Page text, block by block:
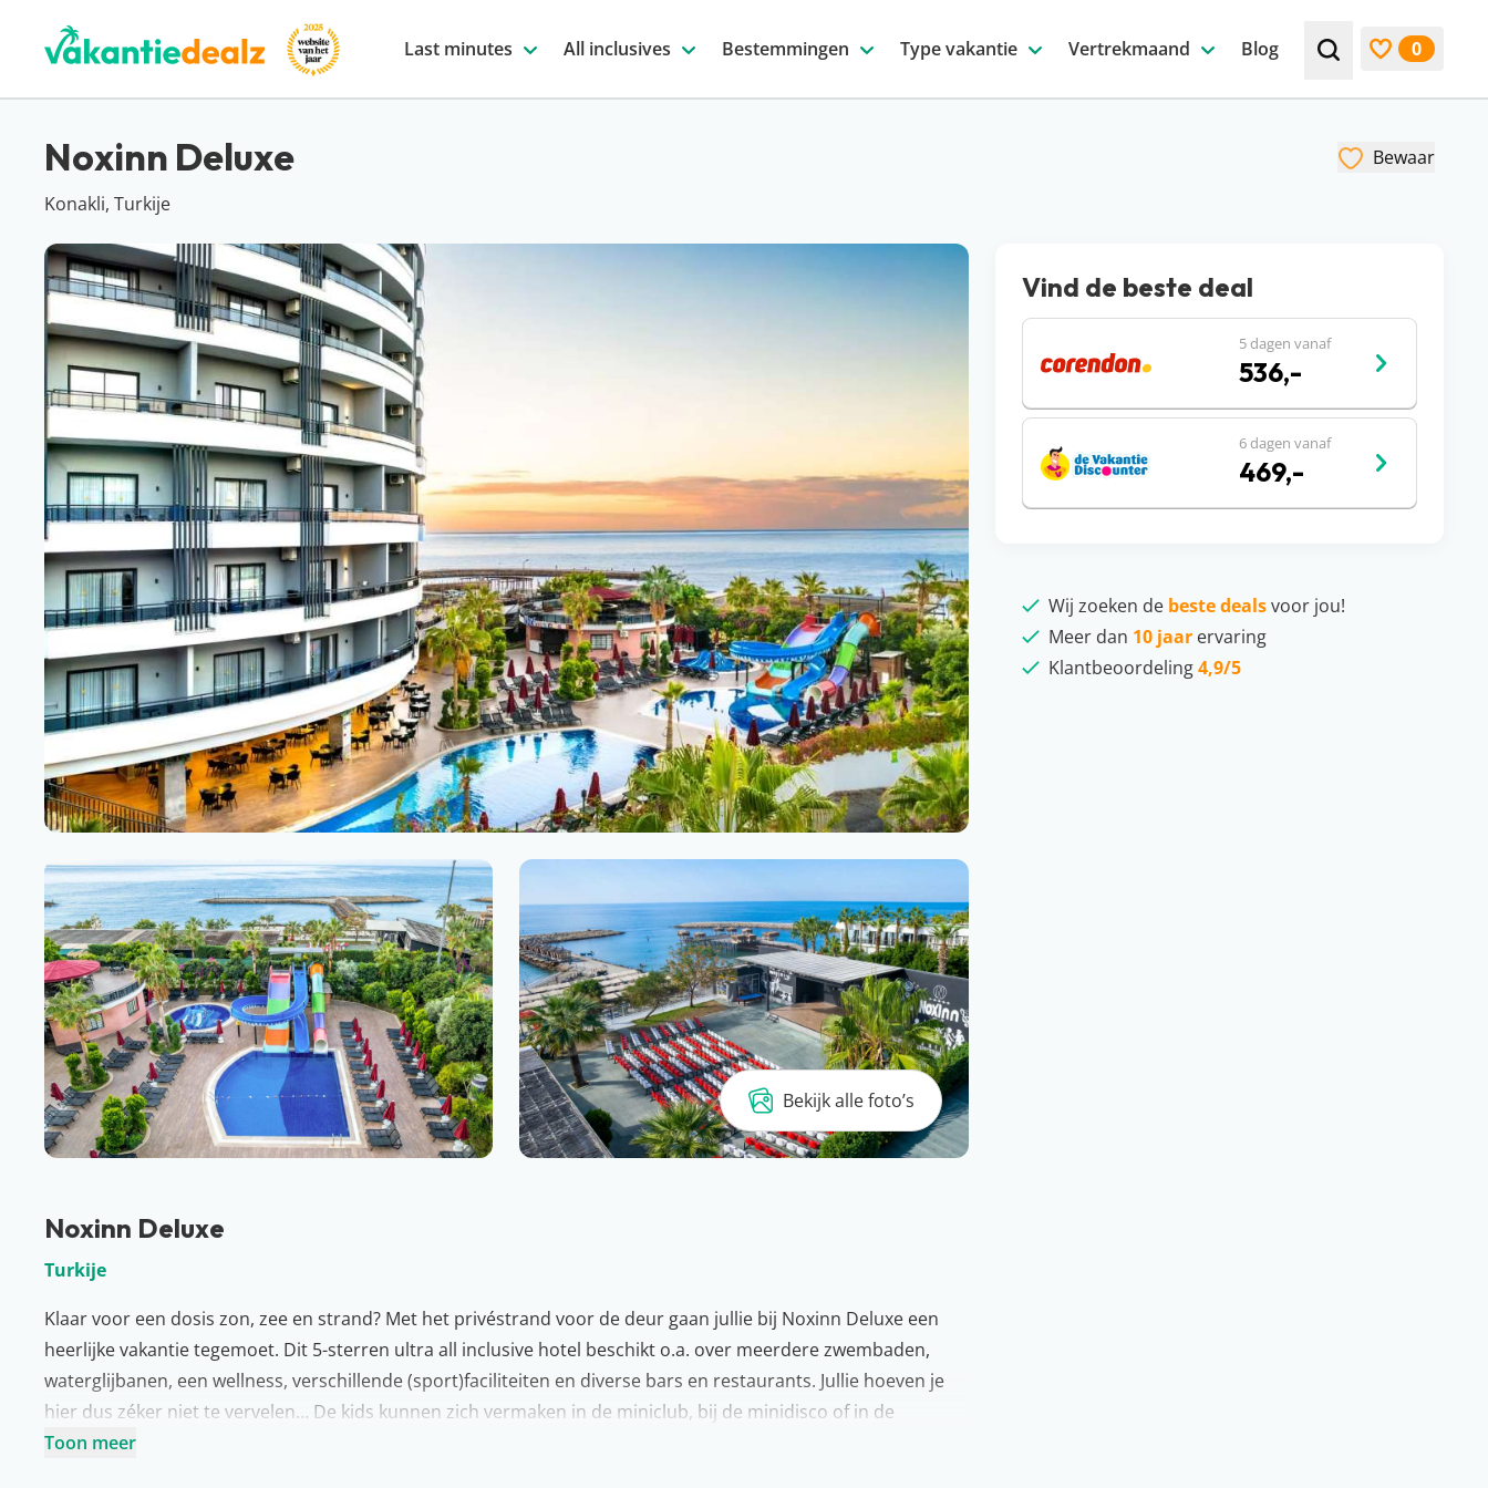
Last minutes All inclusives Bestemmingen Type vakantie Vertrekmaand Blog Zoek bijv. een
0
Noxinn Deluxe
Konakli, Turkije
Bewaar
Bekijk alle foto’s
Noxinn Deluxe
Turkije
Klaar voor een dosis zon, zee en strand? Met het privéstrand voor de deur gaan jullie bij Noxinn Deluxe een
heerlijke vakantie tegemoet. Dit 5-sterren ultra all inclusive hotel beschikt o.a. over meerdere zwembaden,
waterglijbanen, een wellness, verschillende (sport)faciliteiten en diverse bars en restaurants. Jullie hoeven je
hier dus zéker niet te vervelen… De kids kunnen zich vermaken in de miniclub, bij de minidisco of in de
speeltuin. En ’s avonds? Dan sluiten jullie de dag natuurlijk af met livemuziek en de prachtige zonsondergang.
Toon meer
Vind de beste deal
5 dagen vanaf
536,-
6 dagen vanaf
469,-
Wij zoeken de beste dealsvoor jou!
Meer dan 10 jaarervaring
Klantbeoordeling4,9/5